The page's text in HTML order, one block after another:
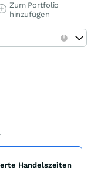
Zum Portfolio
hinzufügen
Handelszeiten